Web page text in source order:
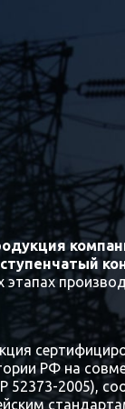
этапах
РФ на
52373-2005),